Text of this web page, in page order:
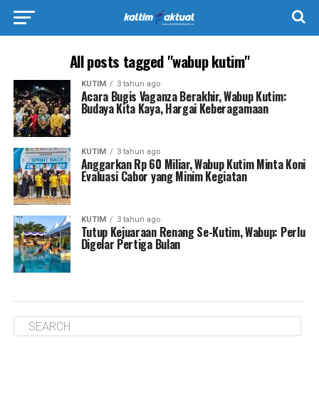
All posts tagged "wabup kutim"
KUTIM 3 tahun ago
Acara Bugis Vaganza Berakhir, Wabup Kutim:
Budaya Kita Kaya, Hargai Keberagamaan
KUTIM 3 tahun ago
Anggarkan Rp 60 Miliar, Wabup Kutim Minta Koni
Evaluasi Cabor yang Minim Kegiatan
KUTIM 3 tahun ago
Tutup Kejuaraan Renang Se-Kutim, Wabup: Perlu
Digelar Pertiga Bulan